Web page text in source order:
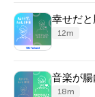
幸せだ
12m
音楽が腸
18m